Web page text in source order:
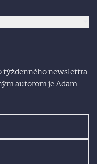
týždenného newslettra
autorom je Adam